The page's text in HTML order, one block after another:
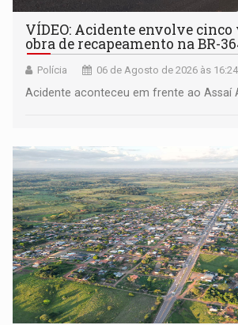
VÍDEO: Acidente envolve
obra de recapeamento na BR-
Polícia 06 de Agosto de 2026 às 16:24
Acidente aconteceu em frente ao Assaí